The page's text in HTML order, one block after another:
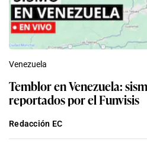
Venezuela
Temblor en Venezuela:
reportados por el Funvisis
Redacción EC